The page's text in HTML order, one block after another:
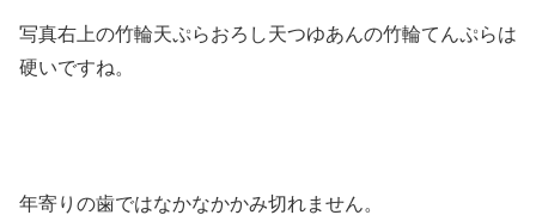
写真右上の竹輪天ぷらおろし天つゆあんの竹輪てんぷらは
硬いですね。
年寄りの歯ではなかなかかみ切れません。